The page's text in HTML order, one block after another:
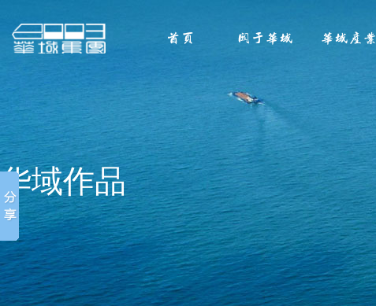
首页 关于华域 华域产业
华域作品